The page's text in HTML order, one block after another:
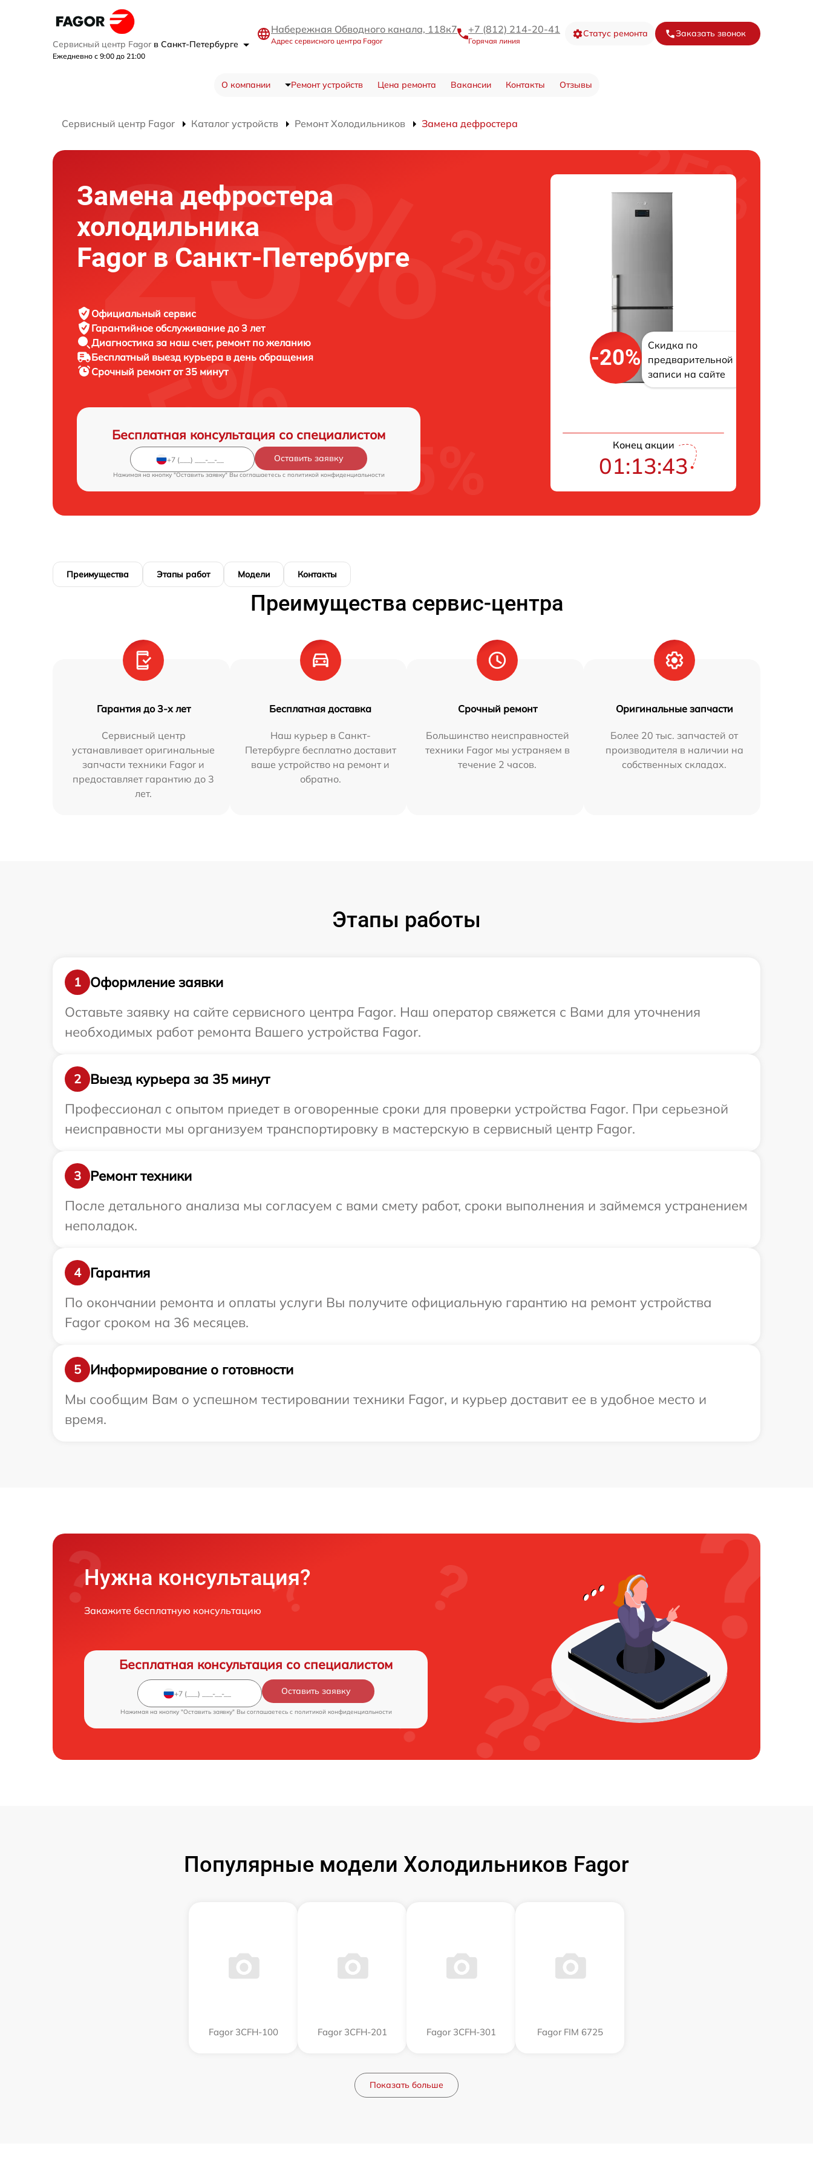
Сервисный центр Fagor в Санкт-Петербурге
Ежедневно с 9:00 до 21:00
Набережная Обводного канала, 118к7
Адрес сервисного центра Fagor
+7 (812) 214-20-41
Горячая линия
Статус ремонта Заказать звонок
О компании Ремонт устройств Цена ремонта Вакансии Контакты Отзывы
Сервисный центр Fagor Каталог устройств Ремонт Холодильников Замена дефростера
Замена дефростера
холодильника
Fagor в Санкт-Петербурге
Официальный сервис
Гарантийное обслуживание до 3 лет
Диагностика за наш счет, ремонт по желанию
Бесплатный выезд курьера в день обращения
Срочный ремонтот 35 минут
Бесплатная консультация со специалистом
Оставить заявку
Нажимая на кнопку "Оставить заявку" Вы соглашаетесь c политикой конфиденциальности
-20%
Скидка по
предварительной
записи на сайте
Конец акции
01:13:42
Преимущества Этапы работ Модели Контакты
Преимущества сервис-центра
Гарантия до 3-х лет
Сервисный центр
устанавливает оригинальные
запчасти техники Fagor и
предоставляет гарантию до 3
лет.
Бесплатная доставка
Наш курьер в Санкт-
Петербурге бесплатно доставит
ваше устройство на ремонт и
обратно.
Срочный ремонт
Большинство неисправностей
техники Fagor мы устраняем в
течение 2 часов.
Оригинальные запчасти
Более 20 тыс. запчастей от
производителя в наличии на
собственных складах.
Этапы работы
1
Оформление заявки
Оставьте заявку на сайте сервисного центра Fagor. Наш оператор свяжется с Вами для уточнения
необходимых работ ремонта Вашего устройства Fagor.
2
Выезд курьера за 35 минут
Профессионал с опытом приедет в оговоренные сроки для проверки устройства Fagor. При серьезной
неисправности мы организуем транспортировку в мастерскую в сервисный центр Fagor.
3
Ремонт техники
После детального анализа мы согласуем с вами смету работ, сроки выполнения и займемся устранением
неполадок.
4
Гарантия
По окончании ремонта и оплаты услуги Вы получите официальную гарантию на ремонт устройства
Fagor сроком на 36 месяцев.
5
Информирование о готовности
Мы сообщим Вам о успешном тестировании техники Fagor, и курьер доставит ее в удобное место и
время.
Нужна консультация?
Закажите бесплатную консультацию
Бесплатная консультация со специалистом
Оставить заявку
Нажимая на кнопку "Оставить заявку" Вы соглашаетесь c политикой конфиденциальности
Популярные модели Холодильников Fagor
Fagor 3CFH-100 Fagor 3CFH-201 Fagor 3CFH-301 Fagor FIM 6725
Показать больше